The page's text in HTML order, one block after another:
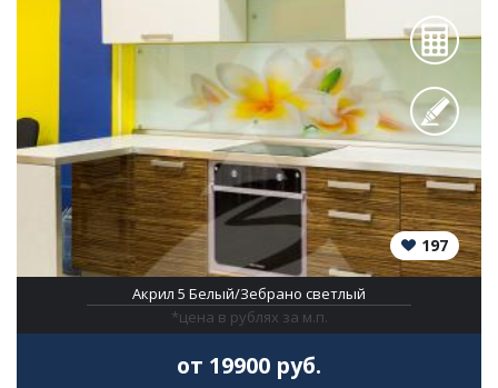
197
Акрил 5 Белый/Зебрано светлый
*цена в рублях за м.п.
от 19900 руб.